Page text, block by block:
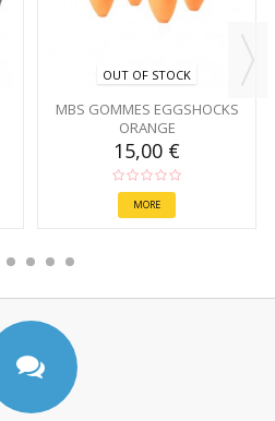
OUT OF STOCK
MBS GOMMES EGGSHOCKS
ORANGE
15,00 €
MORE